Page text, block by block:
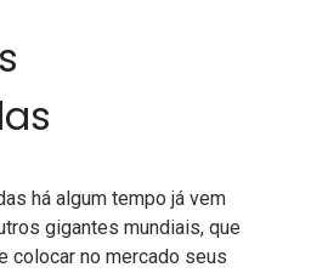
há algum tempo já vem
gigantes mundiais, que
colocar no mercado seus